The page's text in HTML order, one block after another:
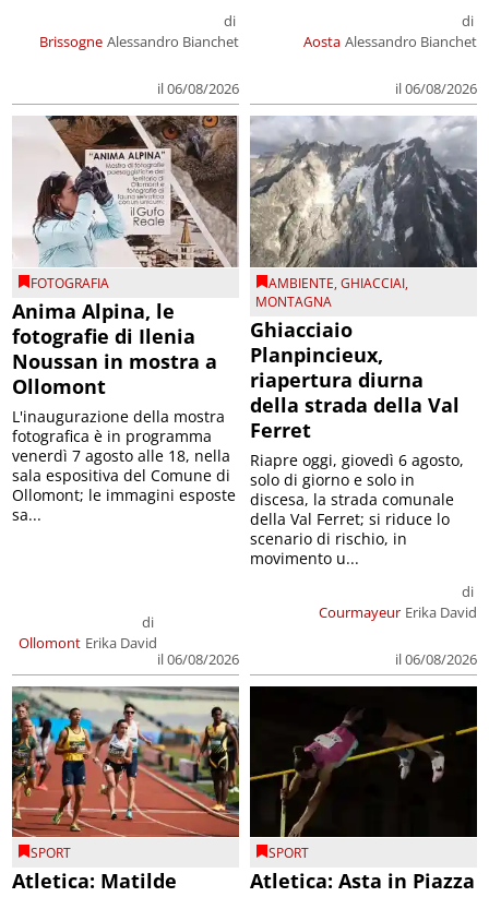
Brissogne
di
Alessandro Bianchet
il 06/08/2026
Aosta
di
Alessandro Bianchet
il 06/08/2026
FOTOGRAFIA
Anima Alpina, le
fotografie di Ilenia
Noussan in mostra a
Ollomont
Ollomont
di
Erika David
il 06/08/2026
L'inaugurazione della mostra
fotografica è in programma
venerdì 7 agosto alle 18, nella
sala espositiva del Comune di
Ollomont; le immagini esposte
sa...
AMBIENTE,GHIACCIAI,
MONTAGNA
Ghiacciaio
Planpincieux,
riapertura diurna
della strada della Val
Ferret
Courmayeur
di
Erika David
il 06/08/2026
Riapre oggi, giovedì 6 agosto,
solo di giorno e solo in
discesa, la strada comunale
della Val Ferret; si riduce lo
scenario di rischio, in
movimento u...
SPORT
Atletica: Matilde
SPORT
Atletica: Asta in Piazza